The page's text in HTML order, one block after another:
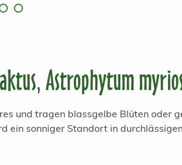
Astrophytum
und tragen blassgelbe Blüten oder
ein sonniger Standort in